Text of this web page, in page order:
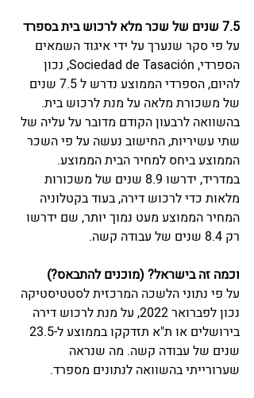
7.5 שנים של שכר מלא לרכוש בית בספרד
על פי סקר שנערך על ידי איגוד השמאים
הספרדי, Sociedad de Tasación, נכון
להיום, הספרדי הממוצע נדרש ל 7.5 שנים
של משכורת מלאה על מנת לרכוש בית.
בהשוואה לרבעון הקודם מדובר על עליה של
שתי עשיריות, החישוב נעשה על פי השכר
הממוצע ביחס למחיר הבית הממוצע.
במדריד, ידרשו 8.9 שנים של משכורות
מלאות כדי לרכוש דירה, בעוד בקטלוניה
המחיר הממוצע מעט נמוך יותר, שם ידרשו
רק 8.4 שנים של עבודה קשה.
וכמה זה בישראל? (מוכנים להתבאס?)
על פי נתוני הלשכה המרכזית לסטטיסטיקה
נכון לפברואר 2022, על מנת לרכוש דירה
שנים של עבודה קשה. מה שנראה
שערורייתי בהשוואה לנתונים מספרד.